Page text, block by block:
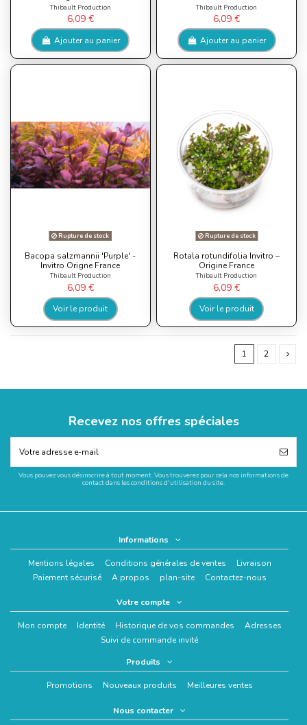
Thibault Production
6,09 €
Ajouter au panier
Thibault Production
6,09 €
Ajouter au panier
Rupture de stock
Bacopa salzmannii 'Purple' -
Invitro Origne France
Thibault Production
6,09 €
Voir le produit
Rupture de stock
Rotala rotundifolia Invitro –
Origine France
Thibault Production
6,09 €
Voir le produit
1 2
Recevez nos offres spéciales
Vous pouvez vous désinscrire à tout moment. Vous trouverez pour cela nos informations de
contact dans les conditions d'utilisation du site.
Informations
Mentions légales Conditions générales de ventes
Livraison
Paiement sécurisé
A propos plan-site Contactez-nous
Votre compte
Mon compte Identité Historique de vos commandes
Adresses
Suivi de commande invité
Produits
Promotions Nouveaux produits Meilleures ventes
Nous contacter